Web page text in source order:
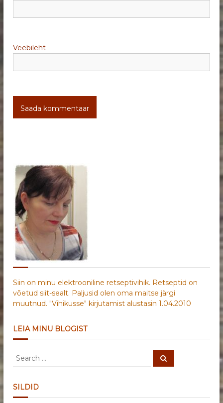
Veebileht
Siin on minu elektrooniline retseptivihik. Retseptid on
võetud siit-sealt. Paljusid olen oma maitse järgi
muutnud. "Vihikusse" kirjutamist alustasin 1.04.2010
LEIA MINU BLOGIST
S
r
c
S
SILDID